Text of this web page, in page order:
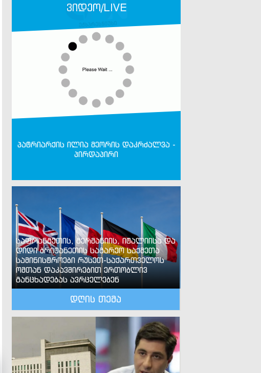
ვიდეო/LIVE
პატრიარქის ილია მეორის დაკრძალვა -
პირდაპირი
საფრანგეთის, გერმანიის, იტალიისა და
დიდი ბრიტანეთის საგარეო საქმეთა
სამინისტროები რუსეთ-საქართველოს
ომთან დაკავშირებით ერთობლივ
განცხადებას ავრცელებენ
დღის თემა